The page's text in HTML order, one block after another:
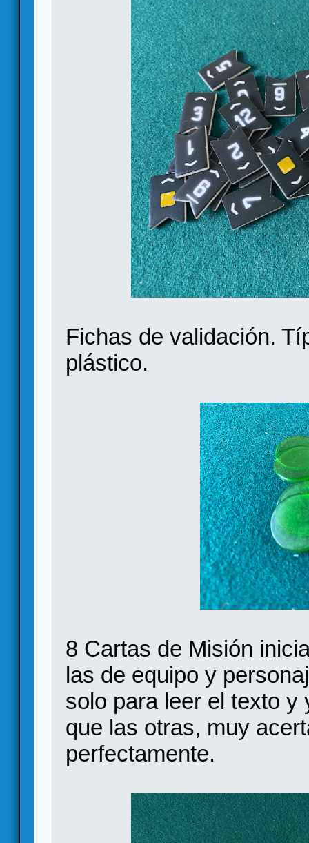
Fichas de validación.
plástico.
8 Cartas de Misión
las de equipo y
solo para leer el texto y
que las otras, muy
perfectamente.